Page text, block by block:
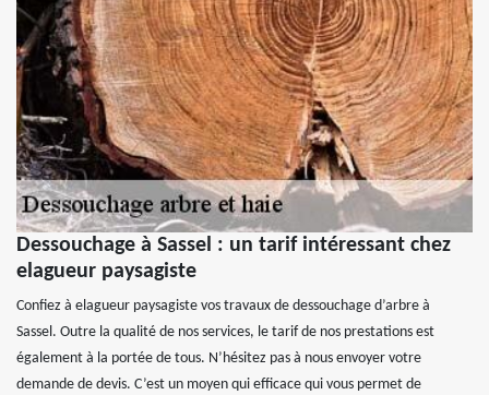
Dessouchage à Sassel : un tarif intéressant chez
elagueur paysagiste
Confiez à elagueur paysagiste vos travaux de dessouchage d’arbre à
Sassel. Outre la qualité de nos services, le tarif de nos prestations est
également à la portée de tous. N’hésitez pas à nous envoyer votre
demande de devis. C’est un moyen qui efficace qui vous permet de